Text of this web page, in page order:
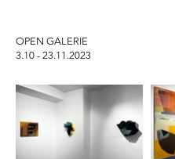
OPEN GALERIE
3.10 - 23.11.2023